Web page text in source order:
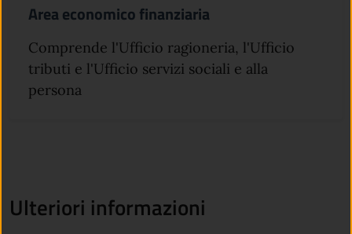
Area economico finanziaria
Comprende l'Ufficio ragioneria, l'Ufficio
tributi e l'Ufficio servizi sociali e alla
persona
Ulteriori informazioni